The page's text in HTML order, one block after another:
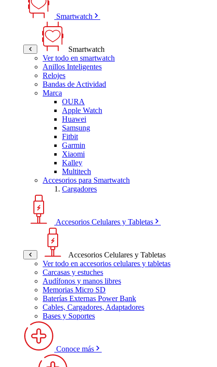
Smartwatch
Smartwatch
Ver todo en smartwatch
Anillos Inteligentes
Relojes
Bandas de Actividad
Marca
OURA
Apple Watch
Huawei
Samsung
Fitbit
Garmin
Xiaomi
Kalley
Multitech
Accesorios para Smartwatch
Cargadores
Accesorios Celulares y Tabletas
Accesorios Celulares y Tabletas
Ver todo en accesorios celulares y tabletas
Carcasas y estuches
Audífonos y manos libres
Memorias Micro SD
Baterías Externas Power Bank
Cables, Cargadores, Adaptadores
Bases y Soportes
Conoce más